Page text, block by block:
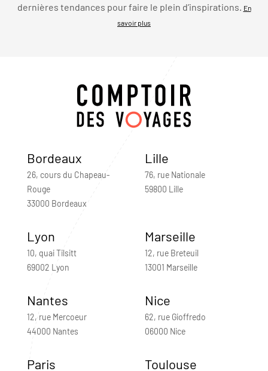
dernières tendances pour faire le plein d’inspirations.
En
savoir plus
Bordeaux
26, cours du Chapeau-
Rouge
33000 Bordeaux
Lille
76, rue Nationale
59800 Lille
Lyon
10, quai Tilsitt
69002 Lyon
Marseille
12, rue Breteuil
13001 Marseille
Nantes
12, rue Mercoeur
44000 Nantes
Nice
62, rue Gioffredo
06000 Nice
Paris Toulouse